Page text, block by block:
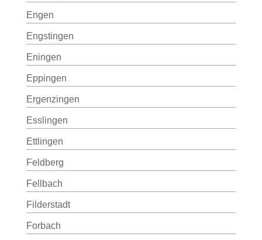
Engen
Engstingen
Eningen
Eppingen
Ergenzingen
Esslingen
Ettlingen
Feldberg
Fellbach
Filderstadt
Forbach